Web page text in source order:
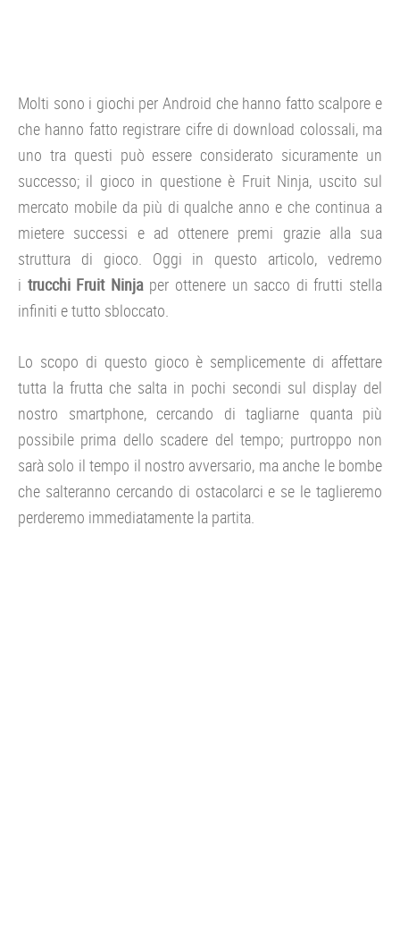
Molti sono i giochi per Android che hanno fatto scalpore e
che hanno fatto registrare cifre di download colossali, ma
uno tra questi può essere considerato sicuramente un
successo; il gioco in questione è Fruit Ninja, uscito sul
mercato mobile da più di qualche anno e che continua a
mietere successi e ad ottenere premi grazie alla sua
struttura di gioco. Oggi in questo articolo, vedremo
i trucchi Fruit Ninja per ottenere un sacco di frutti stella
infiniti e tutto sbloccato.
Lo scopo di questo gioco è semplicemente di affettare
tutta la frutta che salta in pochi secondi sul display del
nostro smartphone, cercando di tagliarne quanta più
possibile prima dello scadere del tempo; purtroppo non
sarà solo il tempo il nostro avversario, ma anche le bombe
che salteranno cercando di ostacolarci e se le taglieremo
perderemo immediatamente la partita.